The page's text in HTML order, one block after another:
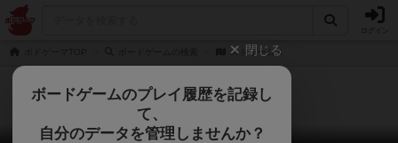
ストリームス
閉じる
ボードゲームのプレイ履歴を記録し
て、
自分のデータを管理しませんか？